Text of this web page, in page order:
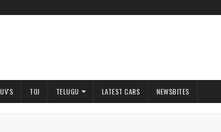
TOI TELUGU LATEST CARS NEWSBITES